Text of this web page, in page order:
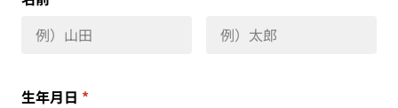
生年月日 *